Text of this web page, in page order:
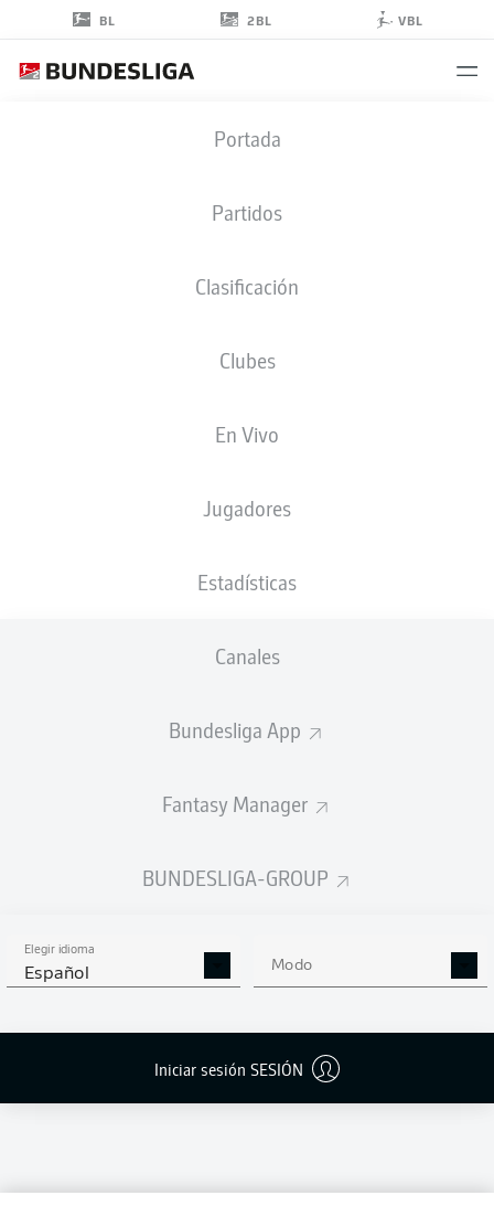
BL 2BL VBL
Portada
Partidos
Clasificación
Clubes
En Vivo
Jugadores
Estadísticas
Canales
Bundesliga App
Fantasy Manager
BUNDESLIGA-GROUP
Elegir idioma
Español Modo
Iniciar sesión SESIÓN
26.08.1968